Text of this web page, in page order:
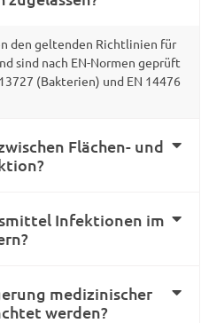
den geltenden Richtlinien für
sind nach EN-Normen geprüft
(Bakterien) und EN 14476
Flächen- und
Infektionen im
medizinischer
werden?